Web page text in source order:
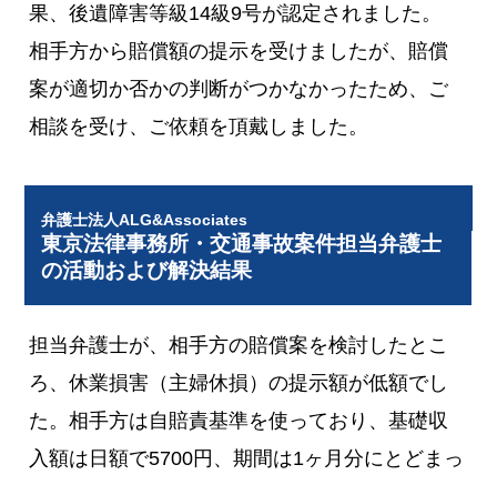
果、後遺障害等級14級9号が認定されました。
相手方から賠償額の提示を受けましたが、賠償
案が適切か否かの判断がつかなかったため、ご
相談を受け、ご依頼を頂戴しました。
弁護士法人ALG&Associates
東京法律事務所・交通事故案件担当弁護士
の活動および解決結果
担当弁護士が、相手方の賠償案を検討したとこ
ろ、休業損害（主婦休損）の提示額が低額でし
た。相手方は自賠責基準を使っており、基礎収
入額は日額で5700円、期間は1ヶ月分にとどまっ